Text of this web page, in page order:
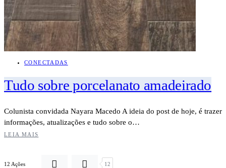
CONECTADAS
Tudo sobre porcelanato amadeirado
Colunista convidada Nayara Macedo A ideia do post de hoje, é trazer
informações, atualizações e tudo sobre o…
LEIA MAIS
12 Ações 12